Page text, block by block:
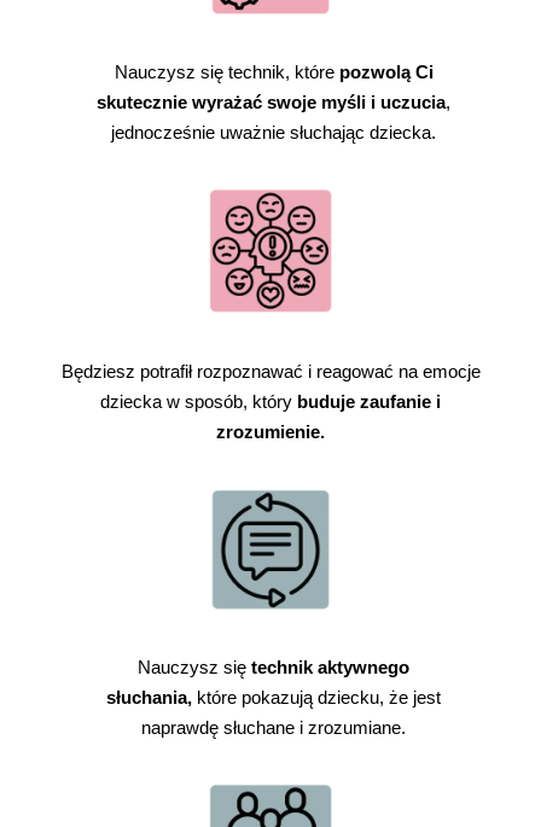
Nauczysz się technik, które pozwolą Ci
skutecznie wyrażać swoje myśli i uczucia,
jednocześnie uważnie słuchając dziecka.
Będziesz potrafił rozpoznawać i reagować na emocje
dziecka w sposób, który buduje zaufanie i
zrozumienie.
Nauczysz się technik aktywnego
słuchania, które pokazują dziecku, że jest
naprawdę słuchane i zrozumiane.